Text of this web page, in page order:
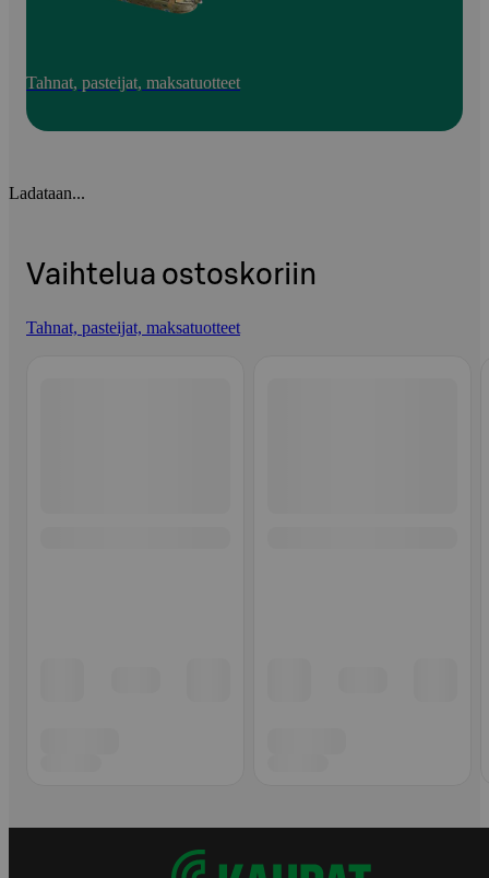
Tahnat, pasteijat, maksatuotteet
Ladataan...
Vaihtelua ostoskoriin
Tahnat, pasteijat, maksatuotteet